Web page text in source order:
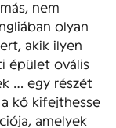
nem
olyan
akik ilyen
épület ovális
… egy részét
kő kifejthesse
amelyek